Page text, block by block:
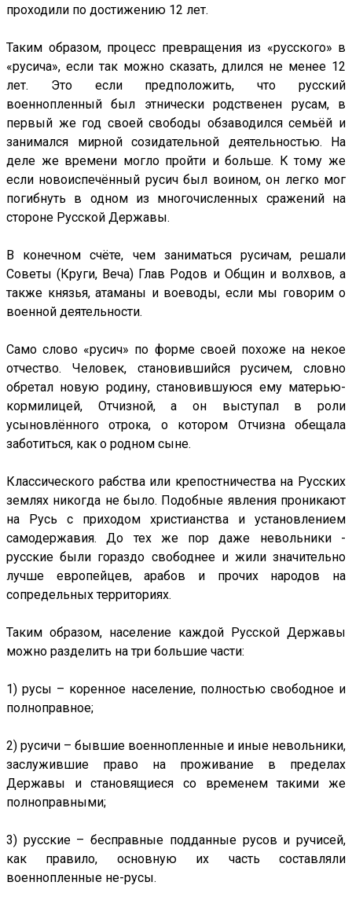
проходили по достижению 12 лет.
Таким образом, процесс превращения из «русского» в
«русича», если так можно сказать, длился не менее 12
лет. Это если предположить, что русский
военнопленный был этнически родственен русам, в
первый же год своей свободы обзаводился семьёй и
занимался мирной созидательной деятельностью. На
деле же времени могло пройти и больше. К тому же
если новоиспечённый русич был воином, он легко мог
погибнуть в одном из многочисленных сражений на
стороне Русской Державы.
В конечном счёте, чем заниматься русичам, решали
Советы (Круги, Веча) Глав Родов и Общин и волхвов, а
также князья, атаманы и воеводы, если мы говорим о
военной деятельности.
Само слово «русич» по форме своей похоже на некое
отчество. Человек, становившийся русичем, словно
обретал новую родину, становившуюся ему матерью-
кормилицей, Отчизной, а он выступал в роли
усыновлённого отрока, о котором Отчизна обещала
заботиться, как о родном сыне.
Классического рабства или крепостничества на Русских
землях никогда не было. Подобные явления проникают
на Русь с приходом христианства и установлением
самодержавия. До тех же пор даже невольники -
русские были гораздо свободнее и жили значительно
лучше европейцев, арабов и прочих народов на
сопредельных территориях.
Таким образом, население каждой Русской Державы
можно разделить на три большие части:
1) русы – коренное население, полностью свободное и
полноправное;
2) русичи – бывшие военнопленные и иные невольники,
заслужившие право на проживание в пределах
Державы и становящиеся со временем такими же
полноправными;
3) русские – бесправные подданные русов и ручисей,
как правило, основную их часть составляли
военнопленные не-русы.